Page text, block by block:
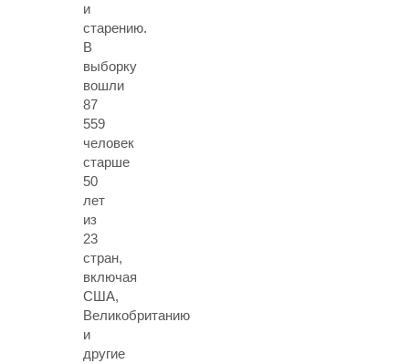
и
старению.
В
выборку
вошли
87
559
человек
старше
50
лет
из
23
стран,
включая
США,
Великобританию
и
другие